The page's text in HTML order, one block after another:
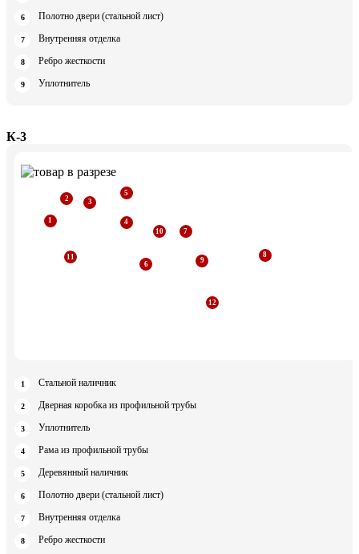
Полотно двери (стальной лист)
Внутренняя отделка
Ребро жесткости
Уплотнитель
К-3
Стальной наличник
Дверная коробка из профильной трубы
Уплотнитель
Рама из профильной трубы
Деревянный наличник
Полотно двери (стальной лист)
Внутренняя отделка
Ребро жесткости